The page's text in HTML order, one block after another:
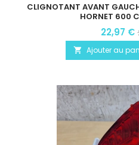
CLIGNOTANT AVANT
HORNET 600
22,97 €
 Ajouter au